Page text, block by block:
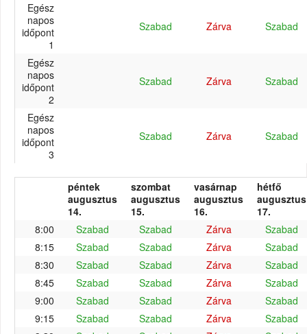
Egész
napos
időpont
1
Szabad Zárva Szabad
Egész
napos
időpont
2
Szabad Zárva Szabad
Egész
napos
időpont
3
Szabad Zárva Szabad
péntek
augusztus
14.
szombat
augusztus
15.
vasárnap
augusztus
16.
hétfő
augusztus
17.
8:00
Szabad Szabad Zárva
Szabad
8:15
Szabad Szabad Zárva
Szabad
8:30
Szabad Szabad Zárva
Szabad
8:45
Szabad Szabad Zárva
Szabad
9:00
Szabad Szabad Zárva
Szabad
9:15
Szabad Szabad Zárva
Szabad